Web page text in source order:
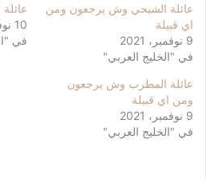
عائلة الشيحي وش يرجعون ومن
اي قبيلة
9 نوفمبر، 2021
في "الخليج العربي"
10 نوفمبر، 2021
في
عائلة المطرب وش يرجعون
ومن اي قبيلة
9 نوفمبر، 2021
في "الخليج العربي"